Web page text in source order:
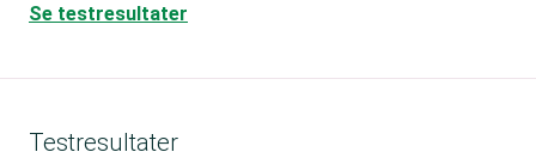
Se testresultater
Testresultater